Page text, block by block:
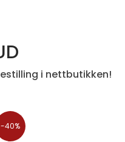
i nettbutikken!
-40%